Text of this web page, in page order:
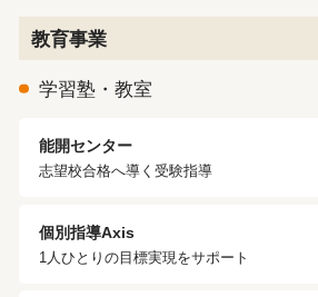
教育事業
学習塾・教室
能開センター
志望校合格へ導く受験指導
個別指導Axis
1人ひとりの目標実現をサポート